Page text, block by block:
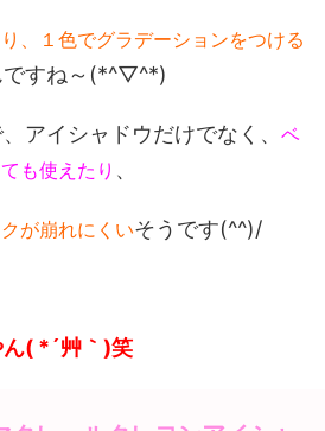
、１色でグラデーションをつける
ですね～(*^▽^*)
アイシャドウだけでなく、 ベ
も使えたり 、
が崩れにくいそうです(^^)/
( *´艸｀)笑